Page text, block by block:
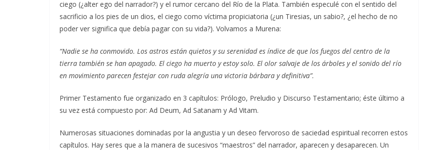
ciego (¿alter ego del narrador?) y el rumor cercano del Río de la Plata. También especulé con el sentido del
sacrificio a los pies de un dios, el ciego como víctima propiciatoria (¿un Tiresias, un sabio?, ¿el hecho de no
poder ver significa que debía pagar con su vida?). Volvamos a Murena:
“Nadie se ha conmovido. Los astros están quietos y su serenidad es índice de que los fuegos del centro de la
tierra también se han apagado. El ciego ha muerto y estoy solo. El olor salvaje de los árboles y el sonido del río
en movimiento parecen festejar con ruda alegría una victoria bárbara y definitiva”.
Primer Testamento fue organizado en 3 capítulos: Prólogo, Preludio y Discurso Testamentario; éste último a
su vez está compuesto por: Ad Deum, Ad Satanam y Ad Vitam.
Numerosas situaciones dominadas por la angustia y un deseo fervoroso de saciedad espiritual recorren estos
capítulos. Hay seres que a la manera de sucesivos “maestros” del narrador, aparecen y desaparecen. Un